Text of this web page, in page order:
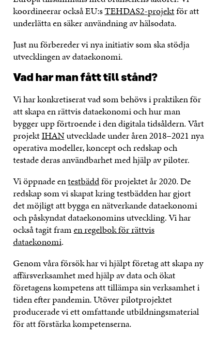
koordineerar också EU:sTEHDAS2-projektför att
underlätta en säker användning av hälsodata.
Just nu förbereder vi nya initiativ som ska stödja
utvecklingen av dataekonomi.
Vad har man fått till stånd?
Vi har konkretiserat vad som behövs i praktiken för
att skapa en rättvis dataekonomi och hur man
bygger upp förtroende i den digitala tidsåldern. Vårt
projektIHANutvecklade under åren 2018–2021 nya
operativa modeller, koncept och redskap och
testade deras användbarhet med hjälp av piloter.
Vi öppnade entestbäddför projektet år 2020. De
redskap som vi skapat kring testbädden har gjort
det möjligt att bygga en nätverkande dataekonomi
och påskyndat dataekonomins utveckling. Vi har
också tagit framen regelbok för rättvis
dataekonomi.
Genom våra försök har vi hjälpt företag att skapa ny
affärsverksamhet med hjälp av data och ökat
företagens kompetens att tillämpa sin verksamhet i
tiden efter pandemin. Utöver pilotprojektet
producerade vi ett omfattande utbildningsmaterial
för att förstärka kompetenserna.